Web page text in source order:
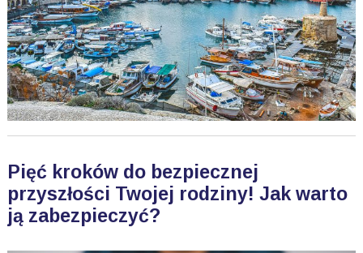
Pięć kroków do bezpiecznej
przyszłości Twojej rodziny! Jak warto
ją zabezpieczyć?